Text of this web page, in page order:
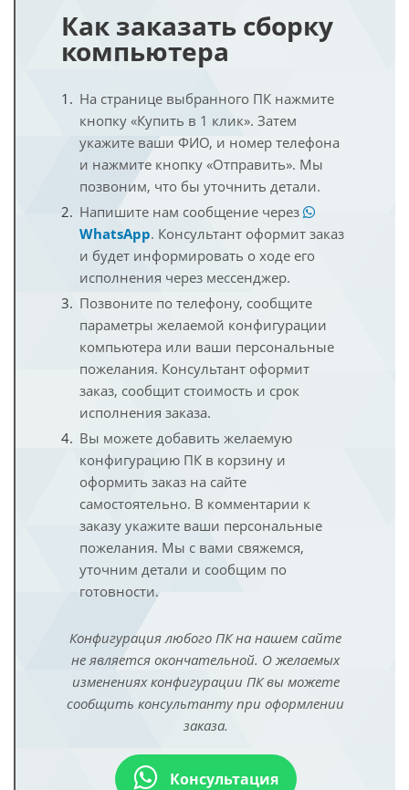
Как заказать сборку
компьютера
На странице выбранного ПК нажмите
кнопку «Купить в 1 клик». Затем
укажите ваши ФИО, и номер телефона
и нажмите кнопку «Отправить». Мы
позвоним, что бы уточнить детали.
Напишите нам сообщение через
WhatsApp. Консультант оформит заказ
и будет информировать о ходе его
исполнения через мессенджер.
Позвоните по телефону, сообщите
параметры желаемой конфигурации
компьютера или ваши персональные
пожелания. Консультант оформит
заказ, сообщит стоимость и срок
исполнения заказа.
Вы можете добавить желаемую
конфигурацию ПК в корзину и
оформить заказ на сайте
самостоятельно. В комментарии к
заказу укажите ваши персональные
пожелания. Мы с вами свяжемся,
уточним детали и сообщим по
готовности.
Конфигурация любого ПК на нашем сайте
не является окончательной. О желаемых
изменениях конфигурации ПК вы можете
сообщить консультанту при оформлении
заказа.
Консультация